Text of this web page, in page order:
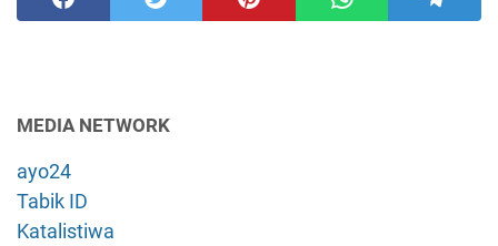
MEDIA NETWORK
ayo24
Tabik ID
Katalistiwa